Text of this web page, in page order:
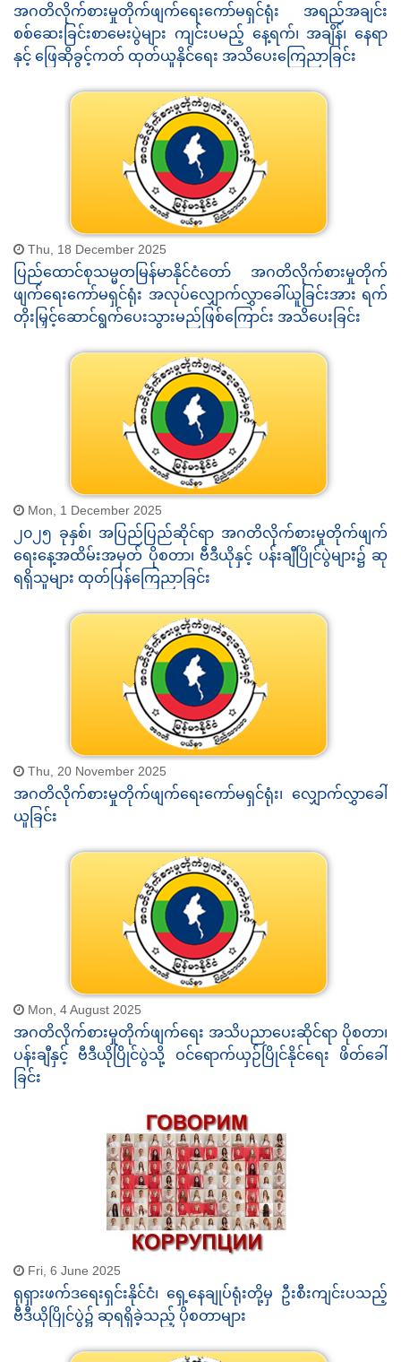
အဂတိလိုက်စားမှုတိုက်ဖျက်ရေးကော်မရှင်ရုံး အရည်အချင်း
စစ်ဆေးခြင်းစာမေးပွဲများ ကျင်းပမည့် နေ့ရက်၊ အချိန်၊ နေရာ
နှင့် ဖြေဆိုခွင့်ကတ် ထုတ်ယူနိုင်ရေး အသိပေးကြေညာခြင်း
Thu, 18 December 2025
ပြည်ထောင်စုသမ္မတမြန်မာနိုင်ငံတော် အဂတိလိုက်စားမှုတိုက်
ဖျက်ရေးကော်မရှင်ရုံး အလုပ်လျှောက်လွှာခေါ်ယူခြင်းအား ရက်
တိုးမြှင့်ဆောင်ရွက်ပေးသွားမည်ဖြစ်ကြောင်း အသိပေးခြင်း
Mon, 1 December 2025
၂၀၂၅ ခုနှစ်၊ အပြည်ပြည်ဆိုင်ရာ အဂတိလိုက်စားမှုတိုက်ဖျက်
ရေးနေ့အထိမ်းအမှတ် ပိုစတာ၊ ဗီဒီယိုနှင့် ပန်းချီပြိုင်ပွဲများ၌ ဆု
ရရှိသူများ ထုတ်ပြန်ကြေညာခြင်း
Thu, 20 November 2025
အဂတိလိုက်စားမှုတိုက်ဖျက်ရေးကော်မရှင်ရုံး၊ လျှောက်လွှာခေါ်
ယူခြင်း
Mon, 4 August 2025
အဂတိလိုက်စားမှုတိုက်ဖျက်ရေး အသိပညာပေးဆိုင်ရာ ပိုစတာ၊
ပန်းချီနှင့် ဗီဒီယိုပြိုင်ပွဲသို့ ဝင်ရောက်ယှဉ်ပြိုင်နိုင်ရေး ဖိတ်ခေါ်
ခြင်း
Fri, 6 June 2025
ရုရှားဖက်ဒရေးရှင်းနိုင်ငံ၊ ရှေ့နေချုပ်ရုံးတို့မှ ဦးစီးကျင်းပသည့်
ဗီဒီယိုပြိုင်ပွဲ၌ ဆုရရှိခဲ့သည့် ပိုစတာများ